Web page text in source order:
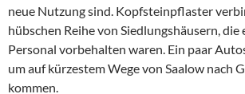
neue Nutzung sind. Kopfsteinpflaster
hübschen Reihe von Siedlungshäusern,
Personal vorbehalten waren. Ein paar
um auf kürzestem Wege von Saalow nach
kommen.